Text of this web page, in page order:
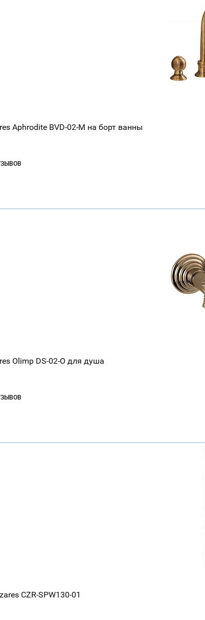
Aphrodite BVD-02-M на борт ванны
Olimp DS-02-O для душа
CZR-SPW130-01